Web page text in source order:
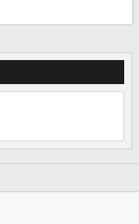
練習にも！